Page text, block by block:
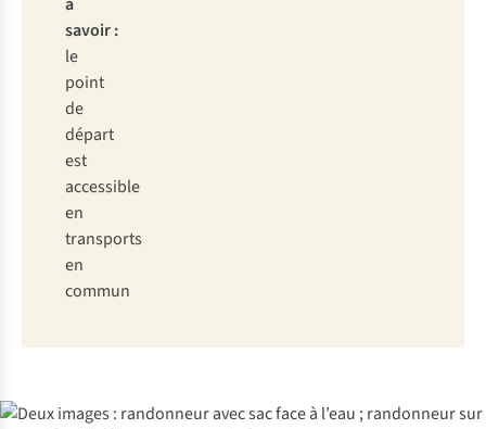
savoir :
le
point
de
départ
est
accessible
en
transports
en
commun